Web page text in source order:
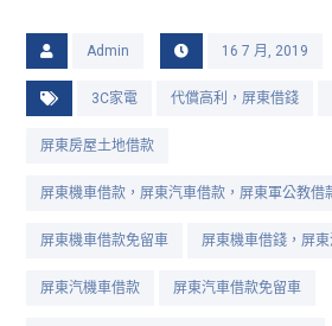
Admin 16 7 月, 2019
3C家電 代償高利，屏東借錢
屏東房屋土地借款
屏東機車借款，屏東汽車借款，屏東軍公教借
屏東機車借款免留車 屏東機車借錢，屏
屏東汽機車借款 屏東汽車借款免留車